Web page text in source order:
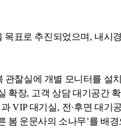
목표로 추진되었으며 , 내시
관찰실에 개별 모니터를 설
확장, 고객 상담 대기공간
VIP대기실, 전·후면 대기
봄 운문사의 소나무’를 배